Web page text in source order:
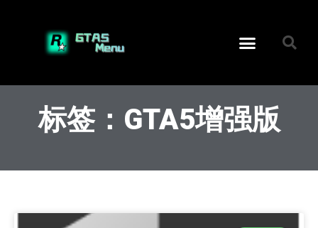
标签：GTA5增强版